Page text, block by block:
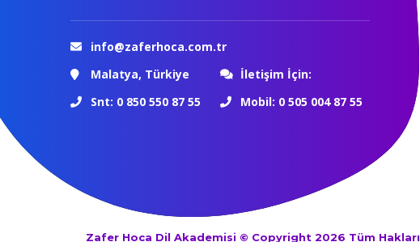
info@zaferhoca.com.tr
Malatya, Türkiye
İletişim İçin:
Snt: 0 850 550 87 55
Mobil: 0 505 004 87 55
Zafer Hoca Dil Akademisi © Copyright 2026 Tüm Hakları